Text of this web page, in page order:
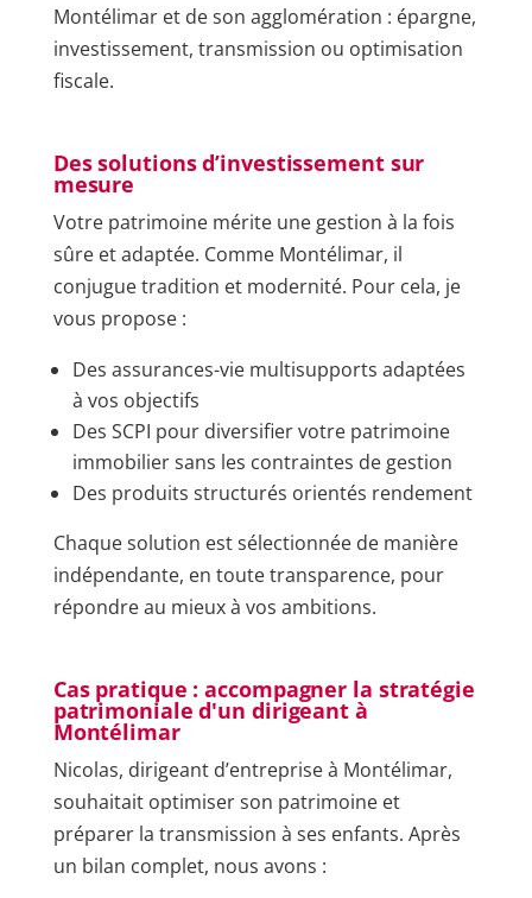
Montélimar et de son agglomération : épargne,
investissement, transmission ou optimisation
fiscale.
Des solutions d’investissement sur
mesure
Votre patrimoine mérite une gestion à la fois
sûre et adaptée. Comme Montélimar, il
conjugue tradition et modernité. Pour cela, je
vous propose :
Des assurances-vie multisupports adaptées
à vos objectifs
Des SCPI pour diversifier votre patrimoine
immobilier sans les contraintes de gestion
Des produits structurés orientés rendement
Chaque solution est sélectionnée de manière
indépendante, en toute transparence, pour
répondre au mieux à vos ambitions.
Cas pratique : accompagner la stratégie
patrimoniale d'un dirigeant à
Montélimar
Nicolas, dirigeant d’entreprise à Montélimar,
souhaitait optimiser son patrimoine et
préparer la transmission à ses enfants. Après
un bilan complet, nous avons :